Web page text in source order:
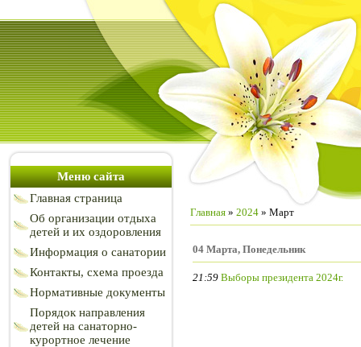
Меню сайта
Главная страница
Об организации отдыха
детей и их оздоровления
Информация о санатории
Контакты, схема проезда
Нормативные документы
Порядок направления
детей на санаторно-
курортное лечение
Главная » 2024 » Март
04 Марта, Понедельник
21:59 Выборы президента 2024г.